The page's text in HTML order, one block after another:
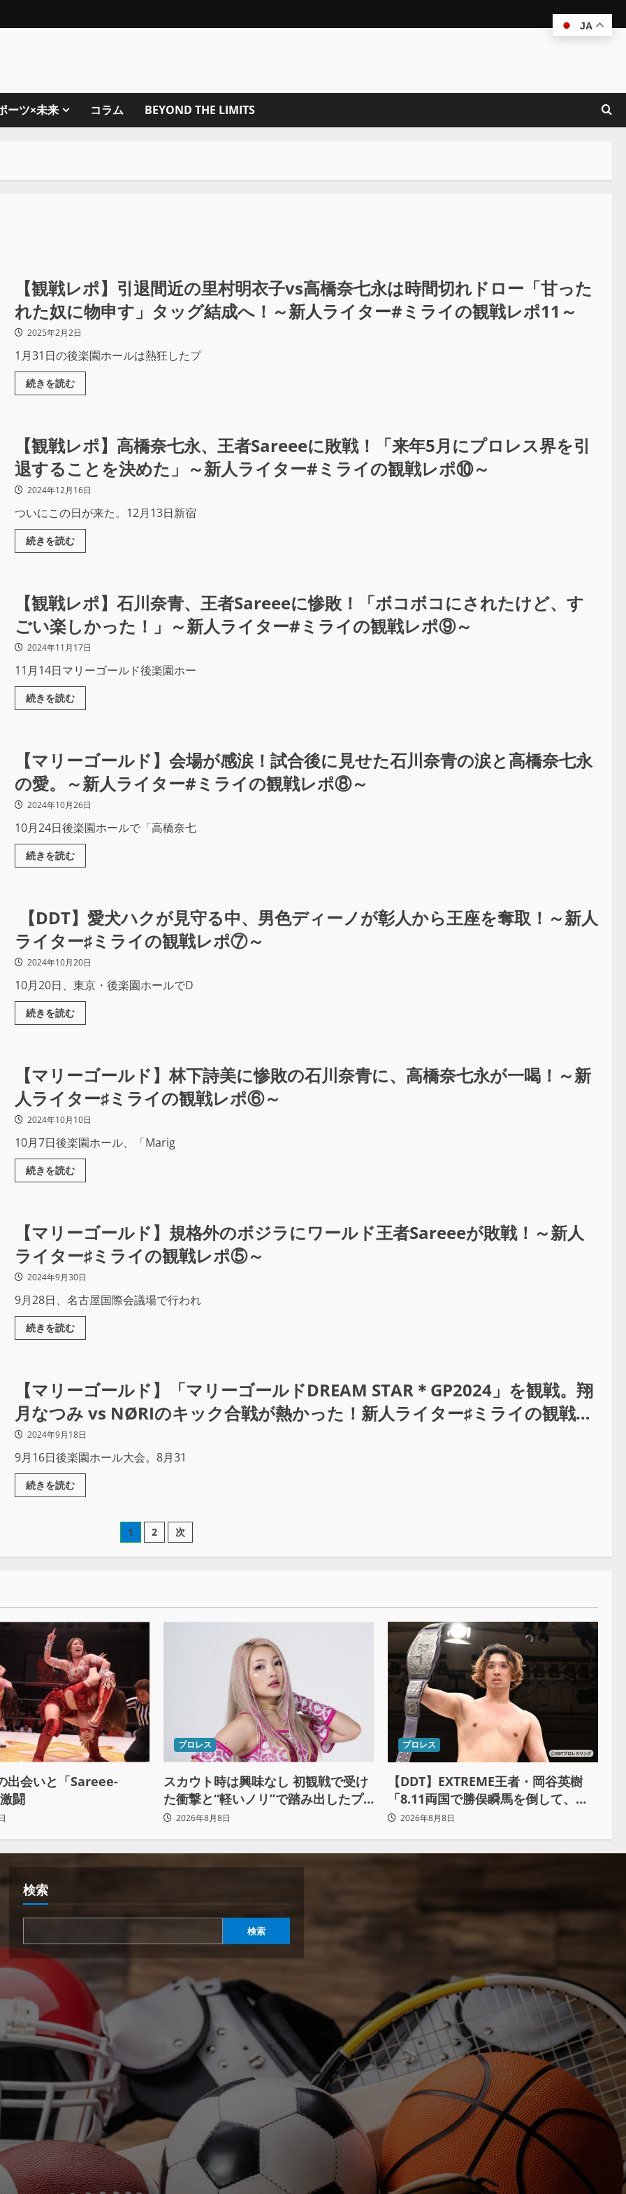
ーツ×未来 コラム BEYOND THE LIMITS
【観戦レポ】引退間近の里村明衣子vs高橋奈七永は時間切れドロー「甘った
れた奴に物申す」タッグ結成へ！～新人ライター#ミライの観戦レポ11～
2025年2月2日
1月31日の後楽園ホールは熱狂したプ
続きを読む
【観戦レポ】高橋奈七永、王者Sareeeに敗戦！「来年5月にプロレス界を引
退することを決めた」～新人ライター#ミライの観戦レポ⑩～
2024年12月16日
ついにこの日が来た。12月13日新宿
続きを読む
【観戦レポ】石川奈青、王者Sareeeに惨敗！「ボコボコにされたけど、す
ごい楽しかった！」～新人ライター#ミライの観戦レポ⑨～
2024年11月17日
11月14日マリーゴールド後楽園ホー
続きを読む
【マリーゴールド】会場が感涙！試合後に見せた石川奈青の涙と高橋奈七永
の愛。～新人ライター#ミライの観戦レポ⑧～
2024年10月26日
10月24日後楽園ホールで「高橋奈七
続きを読む
【DDT】愛犬ハクが見守る中、男色ディーノが彰人から王座を奪取！～新人
ライター♯ミライの観戦レポ⑦～
2024年10月20日
10月20日、東京・後楽園ホールでD
続きを読む
【マリーゴールド】林下詩美に惨敗の石川奈青に、高橋奈七永が一喝！～新
人ライター♯ミライの観戦レポ⑥～
2024年10月10日
10月7日後楽園ホール、「Marig
続きを読む
【マリーゴールド】規格外のボジラにワールド王者Sareeeが敗戦！～新人
ライター♯ミライの観戦レポ⑤～
2024年9月30日
9月28日、名古屋国際会議場で行われ
続きを読む
【マリーゴールド】「マリーゴールドDREAM STAR＊GP2024」を観戦。翔
月なつみ vs NØRIのキック合戦が熱かった！新人ライター♯ミライの観戦レ
ポ③
2024年9月18日
9月16日後楽園ホール大会。8月31
続きを読む
1 2 次
出会いと「Sareee-
闘
プロレス
スカウト時は興味なし 初観戦で受け
た衝撃と“軽いノリ”で踏み出したプ
ロレスへの道
2026年8月8日
プロレス
【DDT】EXTREME王者・岡谷英樹
「8.11両国で勝俣瞬馬を倒して、初
めて“本当の王者”になれる」
2026年8月8日
検索
検索
JA